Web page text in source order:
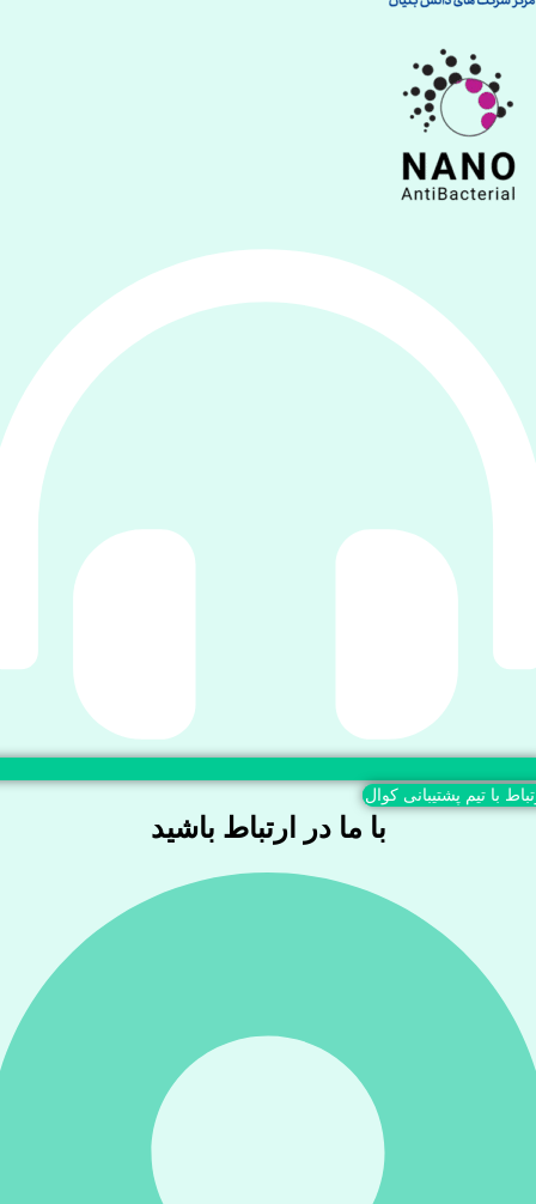
با تیم پشتیبانی کوال
با ما در ارتباط باشید